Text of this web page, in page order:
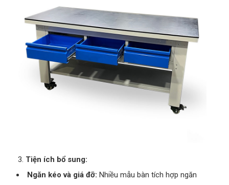
Tiện ích bổ sung:
Ngăn kéo và giá đỡ: Nhiều mẫu bàn tích hợp ngăn